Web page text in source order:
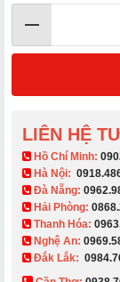
LIÊN HỆ
​ Hồ Chí Minh:
Hà Nội:
Đà Nẵng:
Hải Phòng:
Thanh Hóa:
Nghệ An:
Đắk Lắk: